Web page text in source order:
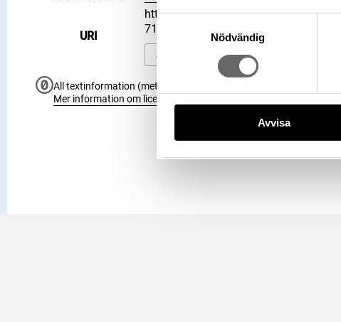
Nödvändig
Avvisa
URI
https://samlingar.shm.se/object/
71140395E3DD
All textinformation (metadata) på denna sida är fri att använda
Mer information om licenser hos Statens historiska museer.